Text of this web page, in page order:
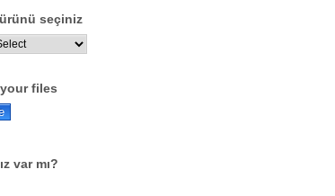
seçiniz
files
var mı?